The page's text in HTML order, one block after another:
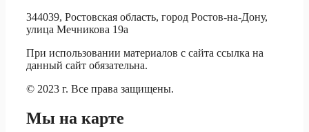
344039, Ростовская область, город Ростов-на-Дону,
улица Мечникова 19а
При использовании материалов c сайта ссылка на
данный сайт обязательна.
© 2023 г. Все права защищены.
Мы на карте